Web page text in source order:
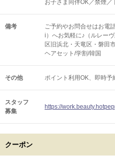
お子さま同伴OK／禁煙／
備考
ご予約やお問合せはお電
i）へお気軽に♪（ルレー
区旧浜北・天竜区・磐田
ヘアセット/学割/韓国
その他 ポイント利用OK 即時予
スタッフ
募集
https://
クーポン